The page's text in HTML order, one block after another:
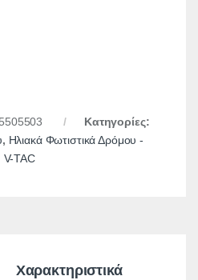
Κατηγορίες:
, Ηλιακά Φωτιστικά Δρόμου -
V-TAC
Χαρακτηριστικά